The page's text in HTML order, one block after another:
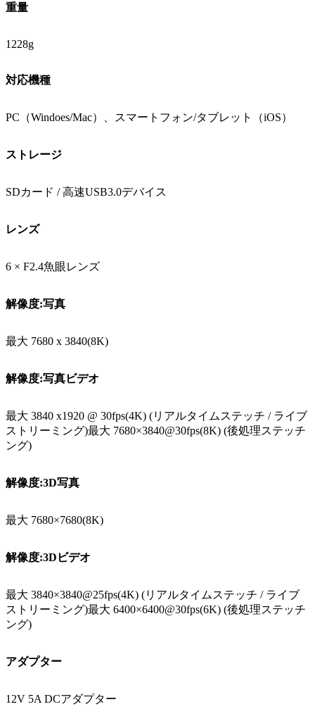
重量
1228g
対応機種
PC（Windoes/Mac）、スマートフォン/タブレット（iOS）
ストレージ
SDカード / 高速USB3.0デバイス
レンズ
6 × F2.4魚眼レンズ
解像度:写真
最大 7680 x 3840(8K)
解像度:写真ビデオ
最大 3840 x1920 @ 30fps(4K) (リアルタイムステッチ / ライブ
ストリーミング)最大 7680×3840@30fps(8K) (後処理ステッチ
ング)
解像度:3D写真
最大 7680×7680(8K)
解像度:3Dビデオ
最大 3840×3840@25fps(4K) (リアルタイムステッチ / ライブ
ストリーミング)最大 6400×6400@30fps(6K) (後処理ステッチ
ング)
アダプター
12V 5A DCアダプター